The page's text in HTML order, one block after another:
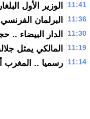
11:41 الوزير الأول
11:36 البرلمان
11:30 الدار البيضاء ..
11:19 المالكي يمثل
11:14 رسميا .. المغرب أمام